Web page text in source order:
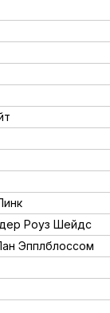
Роуз Шейдс
Эпплблоссом